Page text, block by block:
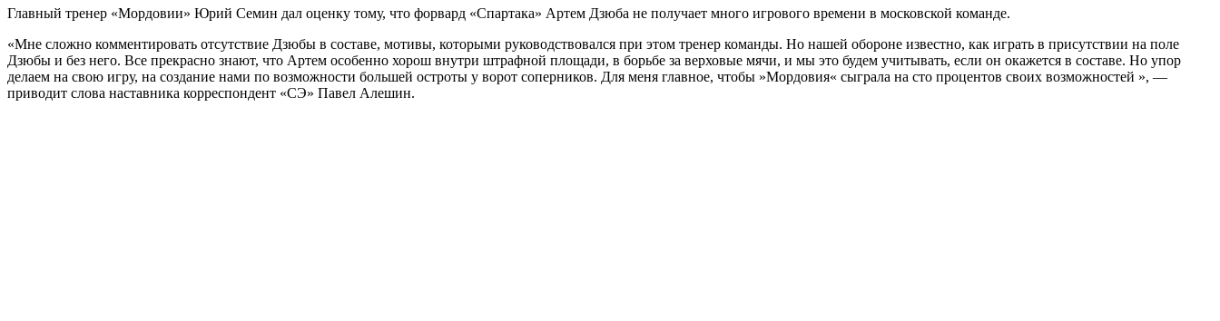
Главный тренер «Мордовии» Юрий Семин дал оценку тому, что форвард «Спартака» Артем Дзюба не получает много игрового времени в московской команде.
«Мне сложно комментировать отсутствие Дзюбы в составе, мотивы, которыми руководствовался при этом тренер команды. Но нашей обороне известно, как играть в присутствии на поле
Дзюбы и без него. Все прекрасно знают, что Артем особенно хорош внутри штрафной площади, в борьбе за верховые мячи, и мы это будем учитывать, если он окажется в составе. Но упор
делаем на свою игру, на создание нами по возможности большей остроты у ворот соперников. Для меня главное, чтобы »Мордовия« сыграла на сто процентов своих возможностей », —
приводит слова наставника корреспондент «СЭ» Павел Алешин.